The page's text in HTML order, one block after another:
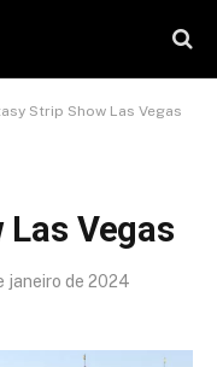
Strip Show Las Vegas
Las Vegas
janeiro de 2024